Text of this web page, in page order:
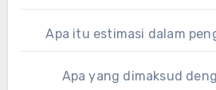
Apa itu estimasi dalam
Apa yang dimaksud